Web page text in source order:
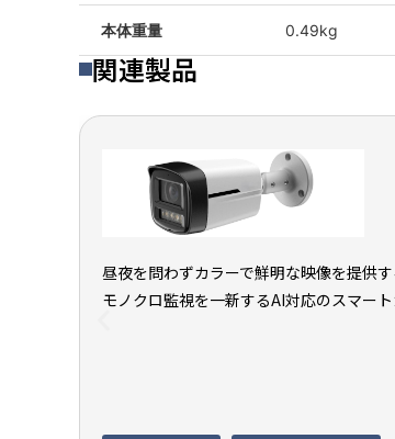
本体重量 0.49kg
関連製品
昼夜を問わずカラーで鮮明な映像を提供
モノクロ監視を一新するAI対応のスマート